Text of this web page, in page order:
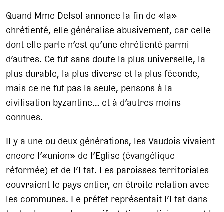
Quand Mme Delsol annonce la fin de «la»
chrétienté, elle généralise abusivement, car celle
dont elle parle n’est qu’une chrétienté parmi
d’autres. Ce fut sans doute la plus universelle, la
plus durable, la plus diverse et la plus féconde,
mais ce ne fut pas la seule, pensons à la
civilisation byzantine… et à d’autres moins
connues.
Il y a une ou deux générations, les Vaudois vivaient
encore l’«union» de l’Eglise (évangélique
réformée) et de l’Etat. Les paroisses territoriales
couvraient le pays entier, en étroite relation avec
les communes. Le préfet représentait l’Etat dans